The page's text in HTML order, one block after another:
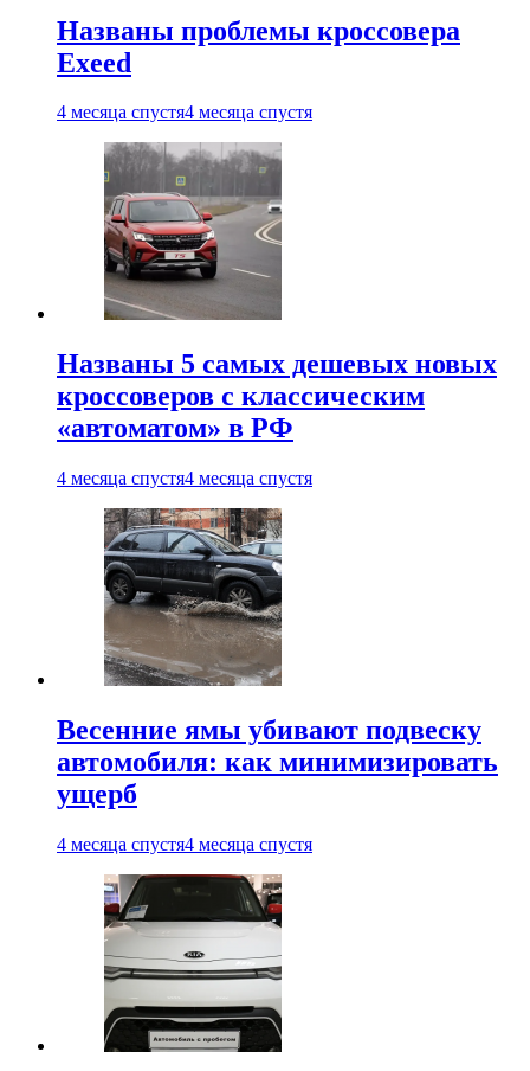
Названы проблемы кроссовера
Exeed
4 месяца спустя4 месяца спустя
Названы 5 самых дешевых новых
кроссоверов с классическим
«автоматом» в РФ
4 месяца спустя4 месяца спустя
Весенние ямы убивают подвеску
автомобиля: как минимизировать
ущерб
4 месяца спустя4 месяца спустя